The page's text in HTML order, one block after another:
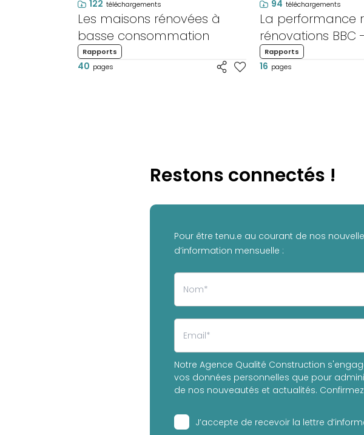
122 téléchargements
Les maisons rénovées à
basse consommation
Rapports
40 pages
94 téléchargements
La performance
rénovations BBC
Rapports
16 pages
Restons connectés !
Pour être tenu.e au courant de nos
d’information mensuelle :
Notre Agence Qualité Construction
vos données personnelles que pour
de nos nouveautés et actualités.
J’accepte de recevoir la lettre